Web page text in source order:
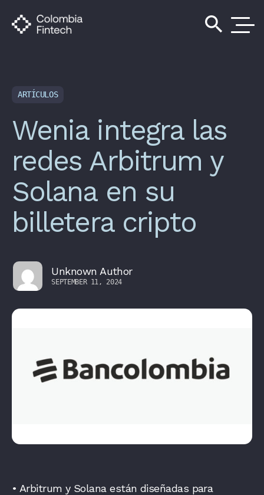
search
ARTÍCULOS
Wenia integra las
redes Arbitrum y
Solana en su
billetera cripto
Unknown Author
SEPTEMBER 11, 2024
• Arbitrum y Solana están diseñadas para